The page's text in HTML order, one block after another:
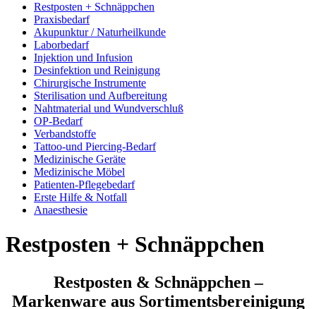
Restposten + Schnäppchen
Praxisbedarf
Akupunktur / Naturheilkunde
Laborbedarf
Injektion und Infusion
Desinfektion und Reinigung
Chirurgische Instrumente
Sterilisation und Aufbereitung
Nahtmaterial und Wundverschluß
OP-Bedarf
Verbandstoffe
Tattoo-und Piercing-Bedarf
Medizinische Geräte
Medizinische Möbel
Patienten-Pflegebedarf
Erste Hilfe & Notfall
Anaesthesie
Restposten + Schnäppchen
Restposten & Schnäppchen –
Markenware aus Sortimentsbereinigung